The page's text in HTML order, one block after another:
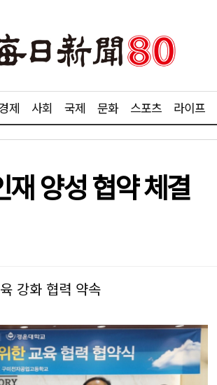
제 사회 국제 문화 스포츠 라이프
재 양성 협약 체결
강화 협력 약속